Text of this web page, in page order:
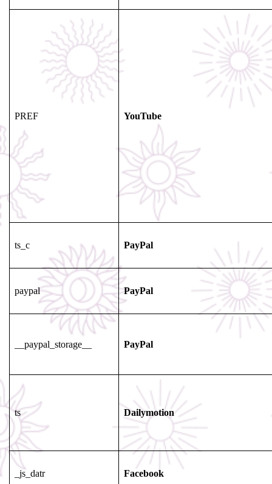
PREF YouTube
ts_c PayPal
paypal PayPal
__paypal_storage__ PayPal
ts Dailymotion
_js_datr Facebook